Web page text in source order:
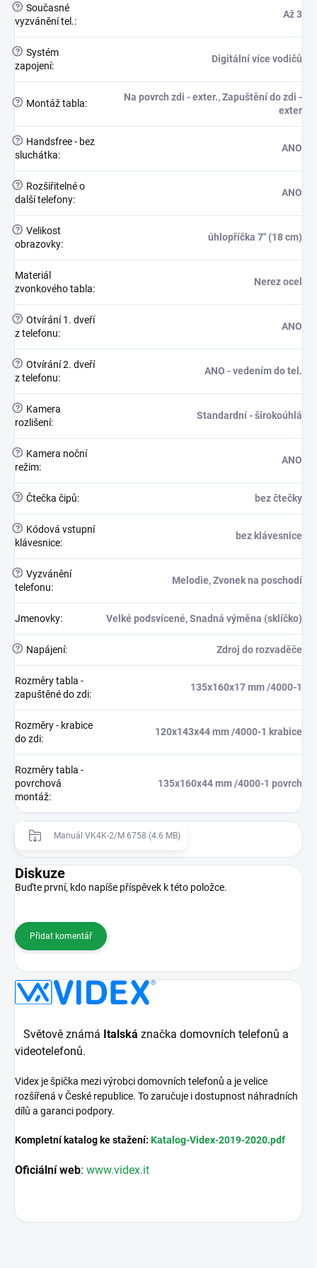
? Současné
vyzvánění tel.:
Až 3
? Systém
zapojení:
Digitální více vodičů
? Montáž tabla:
Na povrch zdi - exter., Zapuštění do zdi -
exter
?
Handsfree - bez
sluchátka:
ANO
?
Rozšiřitelné o
další telefony:
ANO
? Velikost
obrazovky:
úhlopříčka 7" (18 cm)
Materiál
zvonkového tabla:
Nerez ocel
? Otvírání 1. dveří
z telefonu:
ANO
? Otvírání 2. dveří
z telefonu:
ANO - vedením do tel.
?
Kamera
rozlišení:
Standardní - širokoúhlá
?
Kamera noční
režim:
ANO
? Čtečka čipů: bez čtečky
?
Kódová vstupní
klávesnice:
bez klávesnice
? Vyzvánění
telefonu:
Melodie, Zvonek na poschodí
Jmenovky: Velké podsvícené, Snadná výměna (sklíčko)
? Napájení: Zdroj do rozvaděče
Rozměry tabla -
zapuštěné do zdi:
135x160x17 mm /4000-1
Rozměry - krabice
do zdi:
120x143x44 mm /4000-1 krabice
Rozměry tabla -
povrchová
montáž:
135x160x44 mm /4000-1 povrch
Manuál VK4K-2/M 6758 (4.6 MB)
Diskuze
Buďte první, kdo napíše příspěvek k této položce.
Přidat komentář
Světově známá Italská značka domovních telefonů a
videotelefonů.
Videx je špička mezi výrobci domovních telefonů a je velice
rozšířená v České republice. To zaručuje i dostupnost náhradních
dílů a garanci podpory.
Kompletní katalog ke stažení: Katalog-Videx-2019-2020.pdf
Oficiální web: www.videx.it